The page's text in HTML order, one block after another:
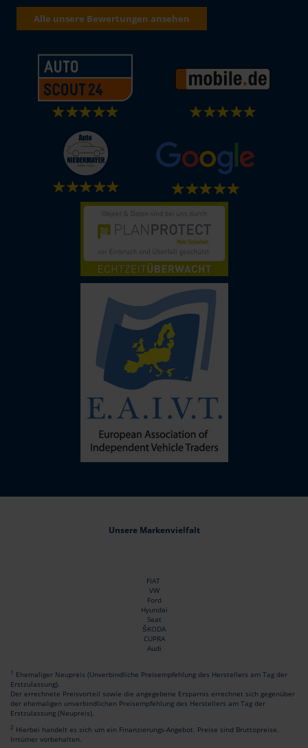
Alle unsere Bewertungen ansehen
Unsere Markenvielfalt
FIAT
VW
Ford
Hyundai
Seat
ŠKODA
CUPRA
Audi
1 Ehemaliger Neupreis (Unverbindliche Preisempfehlung des Herstellers am Tag der
Erstzulassung).
Der errechnete Preisvorteil sowie die angegebene Ersparnis errechnet sich gegenüber
der ehemaligen unverbindlichen Preisempfehlung des Herstellers am Tag der
Erstzulassung (Neupreis).
2 Hierbei handelt es sich um ein Finanzierungs-Angebot. Preise sind Bruttopreise.
Irrtümer vorbehalten.